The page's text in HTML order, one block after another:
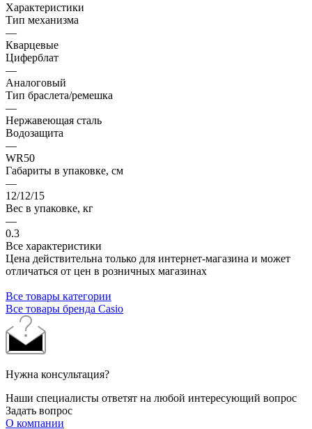
Характеристики
Тип механизма
—
Кварцевые
Циферблат
—
Аналоговый
Тип браслета/ремешка
—
Нержавеющая сталь
Водозащита
—
WR50
Габариты в упаковке, см
—
12/12/15
Вес в упаковке, кг
—
0.3
Все характеристики
Цена действительна только для интернет-магазина и может
отличаться от цен в розничных магазинах
Все товары категории
Все товары бренда Casio
Нужна консультация?
Наши специалисты ответят на любой интересующий вопрос
Задать вопрос
О компании